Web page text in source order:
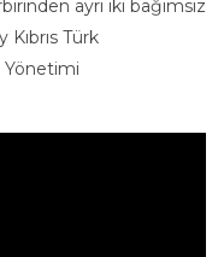
ayrı iki bağımsız
Türk
Yönetimi